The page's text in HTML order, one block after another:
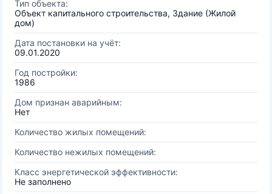
Тип объекта:
Объект капитального строительства, Здание (Жилой
дом)
Дата постановки на учёт:
09.01.2020
Год постройки:
1986
Дом признан аварийным:
Нет
Количество жилых помещений:
Количество нежилых помещений:
Класс энергетической эффективности:
Не заполнено